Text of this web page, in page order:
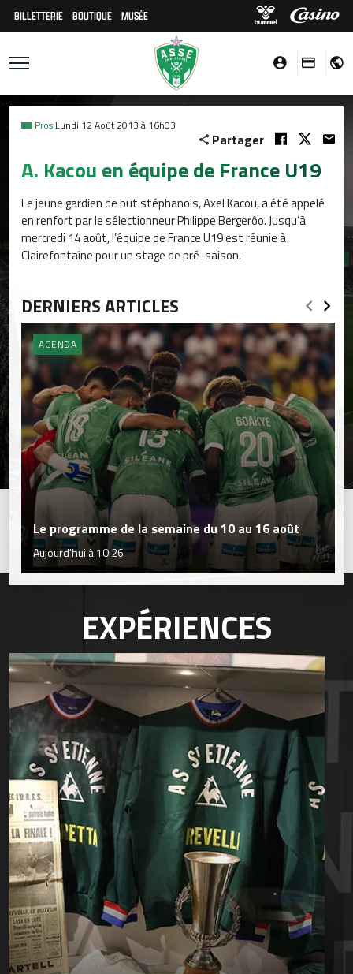
BILLETTERIE BOUTIQUE MUSÉE
Pros Lundi 12 Août 2013 à 16h03
Partager
A. Kacou en équipe de France U19
Le jeune gardien de but stéphanois, Axel Kacou, a été appelé
en renfort par le sélectionneur Philippe Bergerôo. Jusqu’à
mercredi 14 août, l’équipe de France U19 est réunie à
Clairefontaine pour un stage de pré-saison.
DERNIERS ARTICLES
AGENDA
Le programme de la semaine du 10 au 16 août
Aujourd'hui à 10:26
EXPÉRIENCES